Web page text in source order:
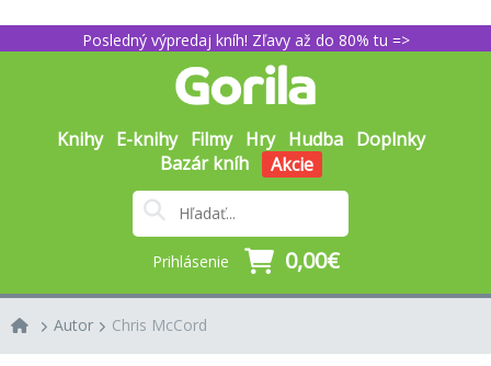
Posledný výpredaj kníh! Zľavy až do 80% tu =>
Knihy E-knihy Filmy Hry Hudba Doplnky
Bazár kníh
Akcie
Prihlásenie 0,00€
Autor Chris McCord